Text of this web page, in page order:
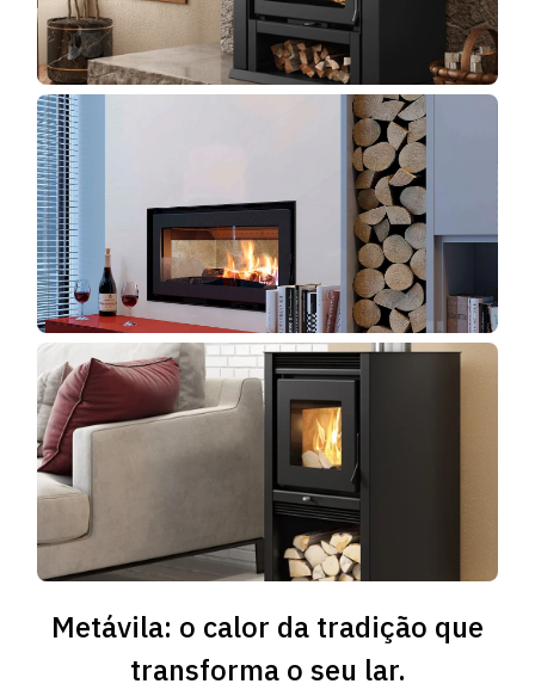
Metávila: o calor da tradição que
transforma o seu lar.